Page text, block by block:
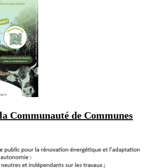
Communauté de Communes